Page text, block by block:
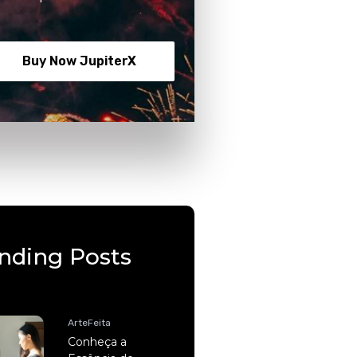
Buy Now JupiterX
Posts
ArteFeita
Conheça a